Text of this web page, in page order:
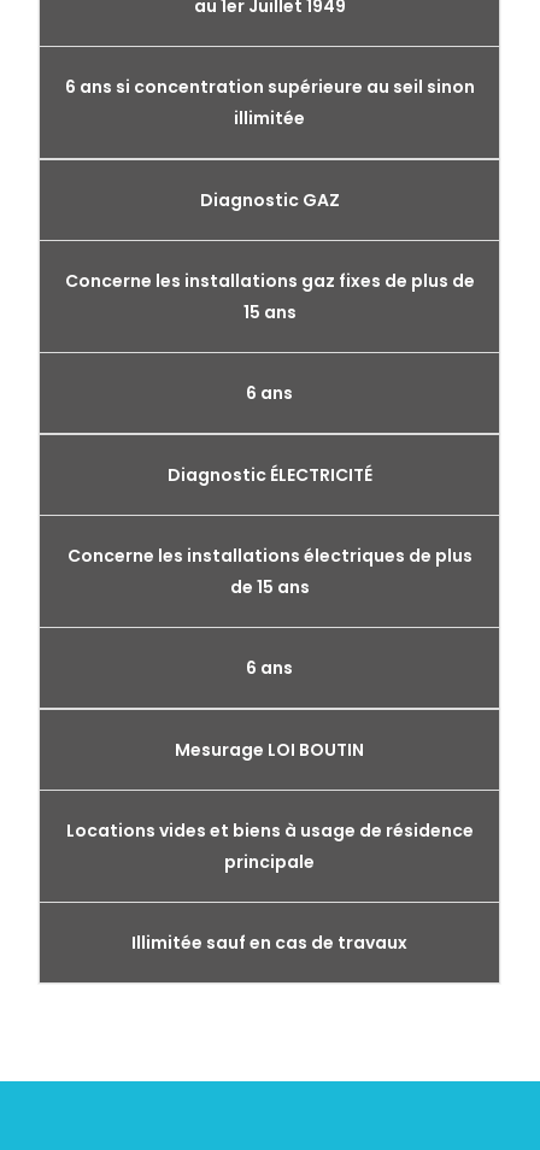
au 1er Juillet 1949
6 ans si concentration supérieure au seil sinon
illimitée
Diagnostic GAZ
Concerne les installations gaz fixes de plus de
15 ans
6 ans
Diagnostic ÉLECTRICITÉ
Concerne les installations électriques de plus
de 15 ans
6 ans
Mesurage LOI BOUTIN
Locations vides et biens à usage de résidence
principale
Illimitée sauf en cas de travaux